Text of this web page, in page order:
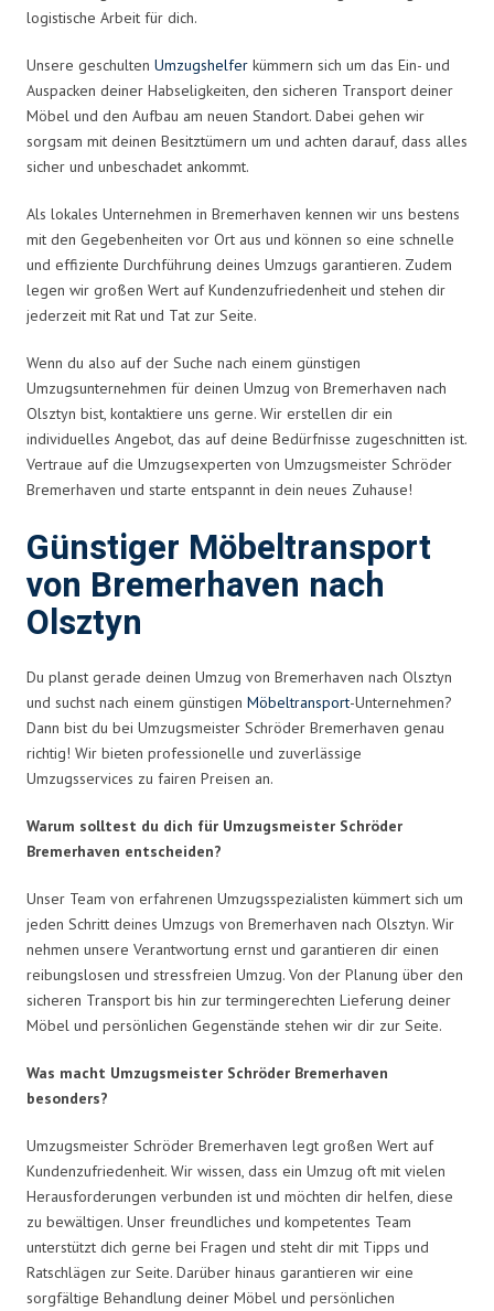
logistische Arbeit für dich.
Unsere geschulten Umzugshelfer kümmern sich um das Ein- und
Auspacken deiner Habseligkeiten, den sicheren Transport deiner
Möbel und den Aufbau am neuen Standort. Dabei gehen wir
sorgsam mit deinen Besitztümern um und achten darauf, dass alles
sicher und unbeschadet ankommt.
Als lokales Unternehmen in Bremerhaven kennen wir uns bestens
mit den Gegebenheiten vor Ort aus und können so eine schnelle
und effiziente Durchführung deines Umzugs garantieren. Zudem
legen wir großen Wert auf Kundenzufriedenheit und stehen dir
jederzeit mit Rat und Tat zur Seite.
Wenn du also auf der Suche nach einem günstigen
Umzugsunternehmen für deinen Umzug von Bremerhaven nach
Olsztyn bist, kontaktiere uns gerne. Wir erstellen dir ein
individuelles Angebot, das auf deine Bedürfnisse zugeschnitten ist.
Vertraue auf die Umzugsexperten von Umzugsmeister Schröder
Bremerhaven und starte entspannt in dein neues Zuhause!
Günstiger Möbeltransport
von Bremerhaven nach
Olsztyn
Du planst gerade deinen Umzug von Bremerhaven nach Olsztyn
und suchst nach einem günstigen Möbeltransport-Unternehmen?
Dann bist du bei Umzugsmeister Schröder Bremerhaven genau
richtig! Wir bieten professionelle und zuverlässige
Umzugsservices zu fairen Preisen an.
Warum solltest du dich für Umzugsmeister Schröder
Bremerhaven entscheiden?
Unser Team von erfahrenen Umzugsspezialisten kümmert sich um
jeden Schritt deines Umzugs von Bremerhaven nach Olsztyn. Wir
nehmen unsere Verantwortung ernst und garantieren dir einen
reibungslosen und stressfreien Umzug. Von der Planung über den
sicheren Transport bis hin zur termingerechten Lieferung deiner
Möbel und persönlichen Gegenstände stehen wir dir zur Seite.
Was macht Umzugsmeister Schröder Bremerhaven
besonders?
Umzugsmeister Schröder Bremerhaven legt großen Wert auf
Kundenzufriedenheit. Wir wissen, dass ein Umzug oft mit vielen
Herausforderungen verbunden ist und möchten dir helfen, diese
zu bewältigen. Unser freundliches und kompetentes Team
unterstützt dich gerne bei Fragen und steht dir mit Tipps und
Ratschlägen zur Seite. Darüber hinaus garantieren wir eine
sorgfältige Behandlung deiner Möbel und persönlichen